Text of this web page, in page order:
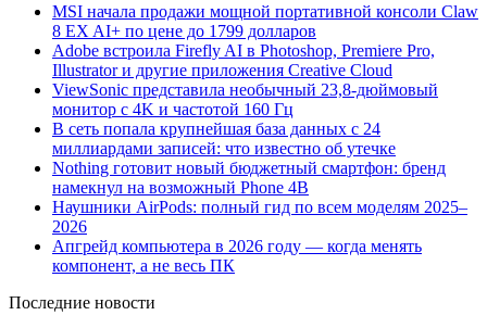
MSI начала продажи мощной портативной консоли Claw
8 EX AI+ по цене до 1799 долларов
Adobe встроила Firefly AI в Photoshop, Premiere Pro,
Illustrator и другие приложения Creative Cloud
ViewSonic представила необычный 23,8-дюймовый
монитор с 4K и частотой 160 Гц
В сеть попала крупнейшая база данных с 24
миллиардами записей: что известно об утечке
Nothing готовит новый бюджетный смартфон: бренд
намекнул на возможный Phone 4B
Наушники AirPods: полный гид по всем моделям 2025–
2026
Апгрейд компьютера в 2026 году — когда менять
компонент, а не весь ПК
Последние новости